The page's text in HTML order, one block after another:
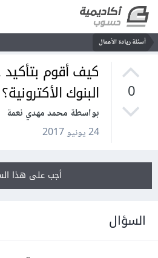
أسئلة ريادة الأعمال
0
كيف أقوم
البنوك الأكترونية؟
بواسطة محمد مهدي نعمة
24 يونيو 2017
أجب على هذا
السؤال